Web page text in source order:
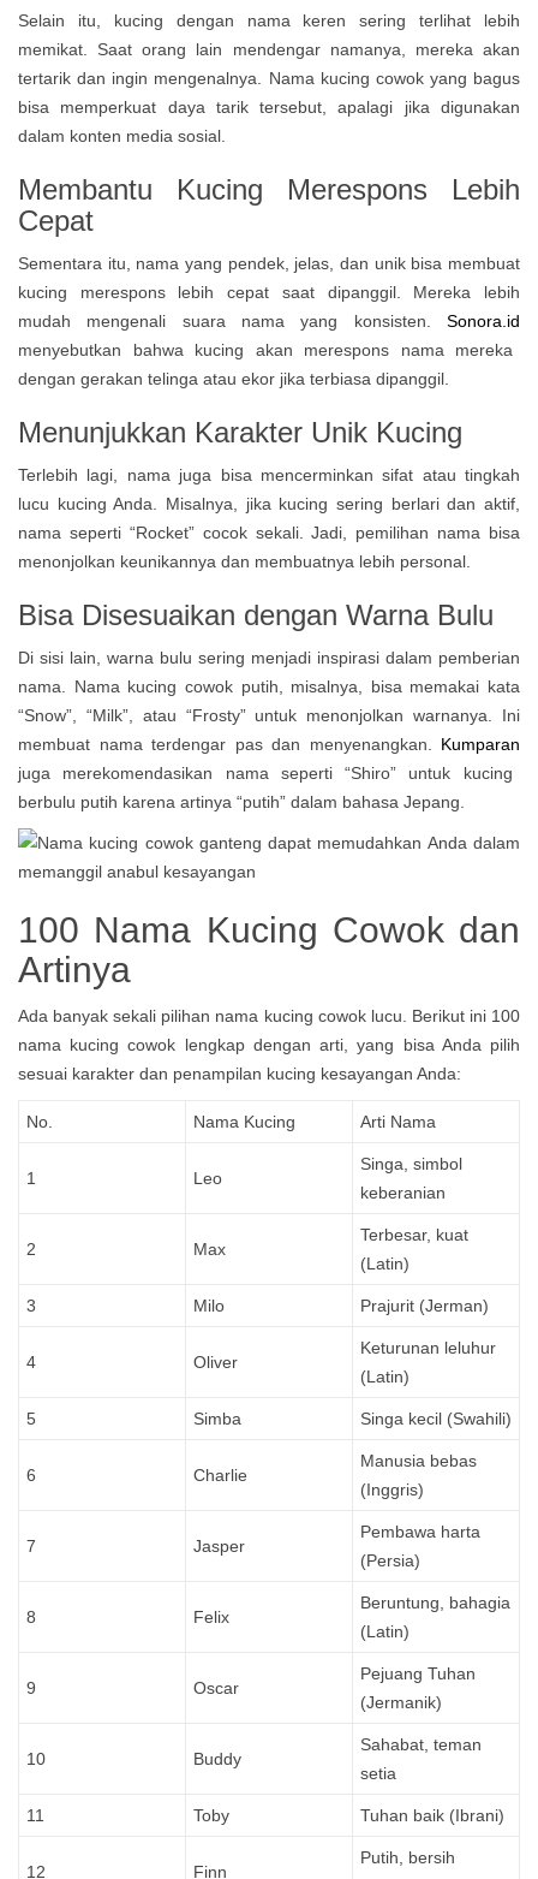
Selain itu, kucing dengan nama keren sering terlihat lebih
memikat. Saat orang lain mendengar namanya, mereka akan
tertarik dan ingin mengenalnya. Nama kucing cowok yang bagus
bisa memperkuat daya tarik tersebut, apalagi jika digunakan
dalam konten media sosial.
Membantu Kucing Merespons Lebih
Cepat
Sementara itu, nama yang pendek, jelas, dan unik bisa membuat
kucing merespons lebih cepat saat dipanggil. Mereka lebih
mudah mengenali suara nama yang konsisten.
Sonora.id
menyebutkan bahwa kucing akan merespons nama mereka
dengan gerakan telinga atau ekor jika terbiasa dipanggil.
Menunjukkan Karakter Unik Kucing
Terlebih lagi, nama juga bisa mencerminkan sifat atau tingkah
lucu kucing Anda. Misalnya, jika kucing sering berlari dan aktif,
nama seperti “Rocket” cocok sekali. Jadi, pemilihan nama bisa
menonjolkan keunikannya dan membuatnya lebih personal.
Bisa Disesuaikan dengan Warna Bulu
Di sisi lain, warna bulu sering menjadi inspirasi dalam pemberian
nama. Nama kucing cowok putih, misalnya, bisa memakai kata
“Snow”, “Milk”, atau “Frosty” untuk menonjolkan warnanya. Ini
membuat nama terdengar pas dan menyenangkan.
Kumparan
juga merekomendasikan nama seperti “Shiro” untuk kucing
berbulu putih karena artinya “putih” dalam bahasa Jepang.
100 Nama Kucing Cowok dan
Artinya
Ada banyak sekali pilihan nama kucing cowok lucu. Berikut ini 100
nama kucing cowok lengkap dengan arti, yang bisa Anda pilih
sesuai karakter dan penampilan kucing kesayangan Anda:
No. Nama Kucing Arti Nama
1 Leo
Singa, simbol
keberanian
2 Max
Terbesar, kuat
(Latin)
3 Milo Prajurit (Jerman)
4 Oliver
Keturunan leluhur
(Latin)
5 Simba Singa kecil (Swahili)
6 Charlie
Manusia bebas
(Inggris)
7 Jasper
Pembawa harta
(Persia)
8 Felix
Beruntung, bahagia
(Latin)
9 Oscar
Pejuang Tuhan
(Jermanik)
10 Buddy
Sahabat, teman
setia
11 Toby Tuhan baik (Ibrani)
12 Finn
Putih, bersih